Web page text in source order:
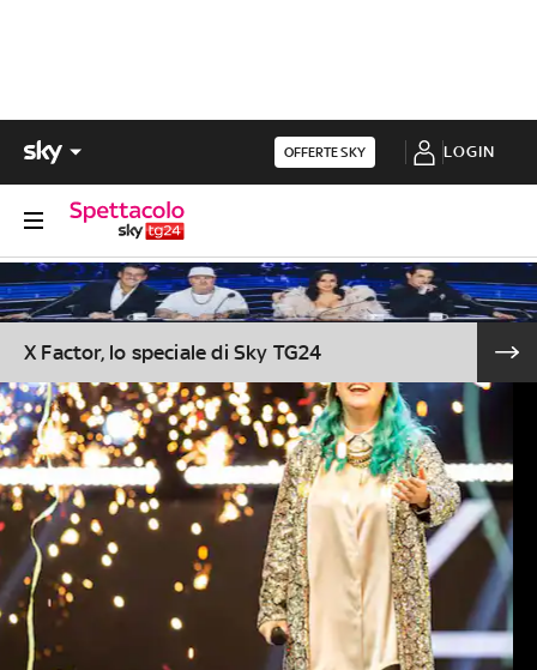
OFFERTE SKY LOGIN
X Factor, lo speciale di Sky TG24